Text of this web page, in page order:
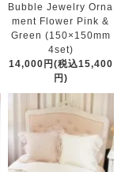
Bubble Jewelry Orna
ment Flower Pink &
Green (150×150mm
4set)
14,000円(税込15,400
円)